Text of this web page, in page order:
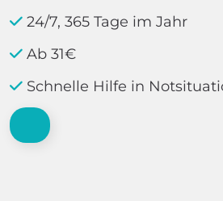
24/7, 365 Tage im Jahr
Ab 31€
Schnelle Hilfe in